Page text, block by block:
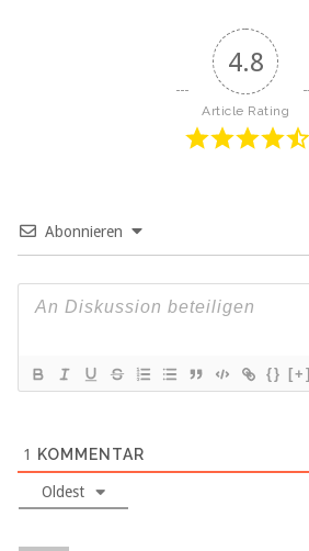
4.8
Article Rating
Abonnieren
{} [+]
1 KOMMENTAR
Oldest